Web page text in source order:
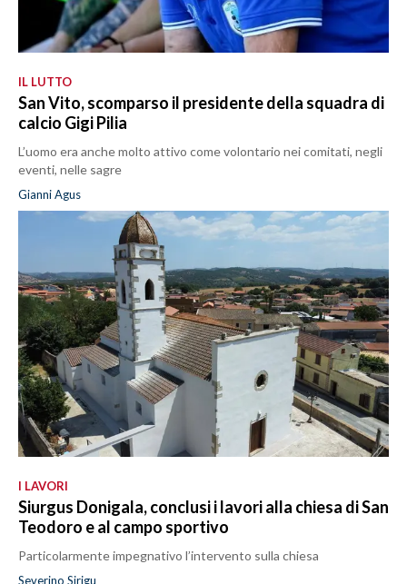
IL LUTTO
San Vito, scomparso il presidente della squadra di
calcio Gigi Pilia
L’uomo era anche molto attivo come volontario nei comitati, negli
eventi, nelle sagre
Gianni Agus
I LAVORI
Siurgus Donigala, conclusi i lavori alla chiesa di San
Teodoro e al campo sportivo
Particolarmente impegnativo l’intervento sulla chiesa
Severino Sirigu